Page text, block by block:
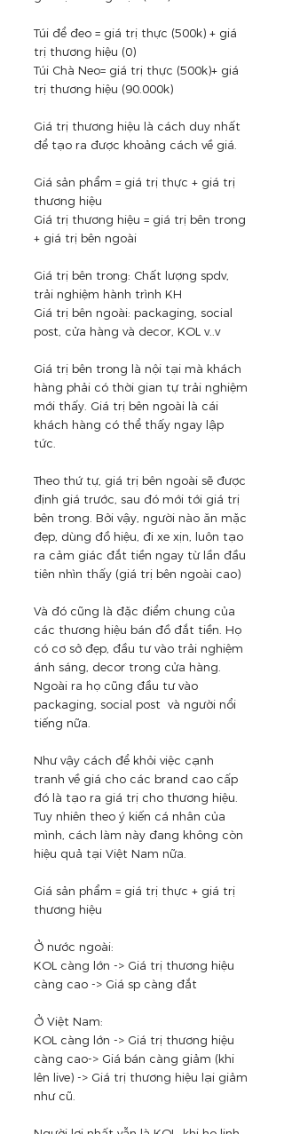
Túi để đeo = giá trị thực (500k) + giá
trị thương hiệu (0)
Túi Chà Neo= giá trị thực (500k)+ giá
trị thương hiệu (90.000k)
Giá trị thương hiệu là cách duy nhất
để tạo ra được khoảng cách về giá.
Giá sản phẩm = giá trị thực + giá trị
thương hiệu
Giá trị thương hiệu = giá trị bên trong
+ giá trị bên ngoài
Giá trị bên trong: Chất lượng spdv,
trải nghiệm hành trình KH
Giá trị bên ngoài: packaging, social
post, cửa hàng và decor, KOL v..v
Giá trị bên trong là nội tại mà khách
hàng phải có thời gian tự trải nghiệm
mới thấy. Giá trị bên ngoài là cái
khách hàng có thể thấy ngay lập
tức.
Theo thứ tự, giá trị bên ngoài sẽ được
định giá trước, sau đó mới tới giá trị
bên trong. Bởi vậy, người nào ăn mặc
đẹp, dùng đồ hiệu, đi xe xịn, luôn tạo
ra cảm giác đắt tiền ngay từ lần đầu
tiên nhìn thấy (giá trị bên ngoài cao)
Và đó cũng là đặc điểm chung của
các thương hiệu bán đồ đắt tiền. Họ
có cơ sở đẹp, đầu tư vào trải nghiệm
ánh sáng, decor trong cửa hàng.
Ngoài ra họ cũng đầu tư vào
packaging, social post  và người nổi
tiếng nữa.
Như vậy cách để khỏi việc cạnh
tranh về giá cho các brand cao cấp
đó là tạo ra giá trị cho thương hiệu.
Tuy nhiên theo ý kiến cá nhân của
mình, cách làm này đang không còn
hiệu quả tại Việt Nam nữa.
Giá sản phẩm = giá trị thực + giá trị
thương hiệu
Ở nước ngoài:
KOL càng lớn -> Giá trị thương hiệu
càng cao -> Giá sp càng đắt
Ở Việt Nam:
KOL càng lớn -> Giá trị thương hiệu
càng cao-> Giá bán càng giảm (khi
lên live) -> Giá trị thương hiệu lại giảm
như cũ.